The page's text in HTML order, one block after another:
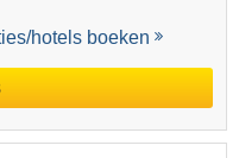
hotels boeken